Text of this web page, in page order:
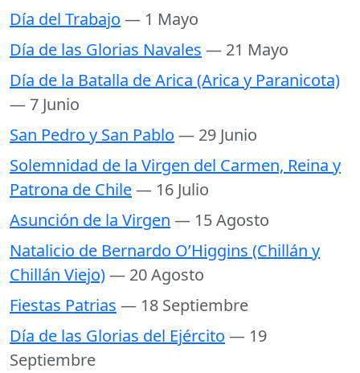
Día del Trabajo — 1 Mayo
Día de las Glorias Navales — 21 Mayo
Día de la Batalla de Arica (Arica y Paranicota)
— 7 Junio
San Pedro y San Pablo — 29 Junio
Solemnidad de la Virgen del Carmen, Reina y
Patrona de Chile— 16 Julio
Asunción de la Virgen — 15 Agosto
Natalicio de Bernardo O’Higgins (Chillán y
Chillán Viejo)— 20 Agosto
Fiestas Patrias — 18 Septiembre
Día de las Glorias del Ejército — 19
Septiembre